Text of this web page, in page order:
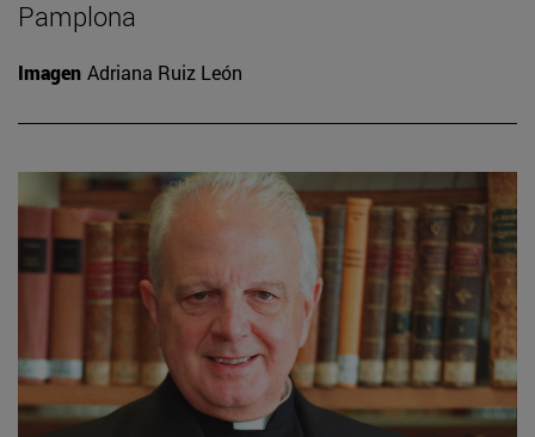
Pamplona
Imagen Adriana Ruiz León